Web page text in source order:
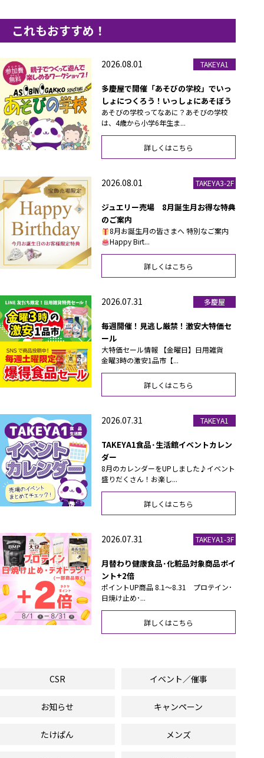
これもおすすめ！
2026.08.01 TAKEYA1
多慶屋で開催「あそびの学校」でいっ
しょにつくろう！いっしょにあそぼう
あそびの学校ってなあに？あそびの学校
は、4歳から小学6年生ま...
詳しくはこちら
2026.08.01 TAKEYA3-2F
ジュエリー売場 8月誕生月お得な特典
のご案内
8月お誕生月の皆さまへ 特別なご案内
Happy Birt...
詳しくはこちら
2026.07.31 多慶屋
毎週開催！見逃し厳禁！激安大特価セ
ール
大特価セール情報 【金曜日】日用雑貨
金曜3時の激安1品市【...
詳しくはこちら
2026.07.31 TAKEYA1
TAKEYA1食品･生活館イベントカレン
ダー
8月のカレンダーをUPしました♪イベント
盛りだくさん！お楽し...
詳しくはこちら
2026.07.31 TAKEYA1-3F
月替わり健康食品･化粧品対象商品ポイ
ント+2倍
ポイントUP商品 8.1～8.31 プロテイン･
日焼け止め･...
詳しくはこちら
CSR イベント／催事
お知らせ キャンペーン
たけぱん メンズ